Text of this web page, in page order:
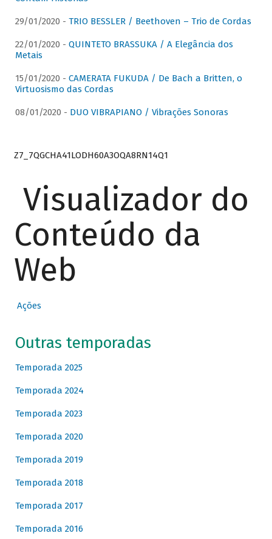
29/01/2020 - TRIO BESSLER / Beethoven – Trio de Cordas
22/01/2020 - QUINTETO BRASSUKA / A Elegância dos
Metais
15/01/2020 - CAMERATA FUKUDA / De Bach a Britten, o
Virtuosismo das Cordas
08/01/2020 - DUO VIBRAPIANO / Vibrações Sonoras
Z7_7QGCHA41LODH60A3OQA8RN14Q1
Visualizador do
Conteúdo da
Web
Ações
Outras temporadas
Temporada 2025
Temporada 2024
Temporada 2023
Temporada 2020
Temporada 2019
Temporada 2018
Temporada 2017
Temporada 2016